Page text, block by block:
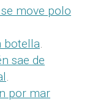
move polo
botella.
sae de
.
por mar